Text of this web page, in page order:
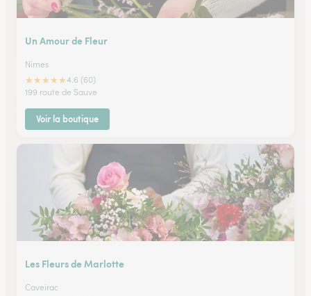
Un Amour de Fleur
Nimes
★★★★★4.6 (60)
199 route de Sauve
Voir la boutique
Les Fleurs de Marlotte
Caveirac